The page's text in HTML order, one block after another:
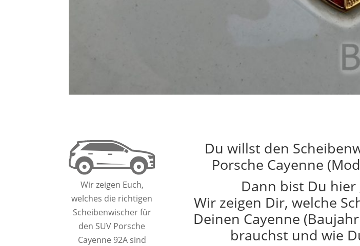
Wir zeigen Euch,
welches die richtigen
Scheibenwischer für
den SUV Porsche
Cayenne 92A sind
Du willst den
Porsche Cayenne
Dann bist Du
Wir zeigen Dir, welche
Deinen Cayenne
brauchst und wie